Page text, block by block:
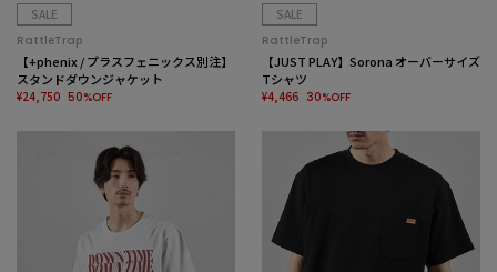
SALE
RattleTrap
【+phenix / プラスフェニックス別注】
スタンドダウンジャケット
¥24,750 50%OFF
SALE
RattleTrap
【JUST PLAY】Sorona オーバーサイズ
Tシャツ
¥4,466 30%OFF